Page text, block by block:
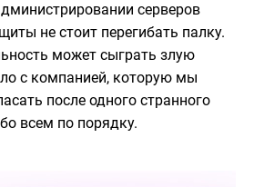
серверов
не стоит перегибать палку.
может сыграть злую
с компанией, которую мы
после одного странного
всем по порядку.